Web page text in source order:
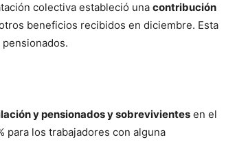
colectiva estableció una contribución
beneficios recibidos en diciembre. Esta
y pensionados y sobrevivientes en el
para los trabajadores con alguna